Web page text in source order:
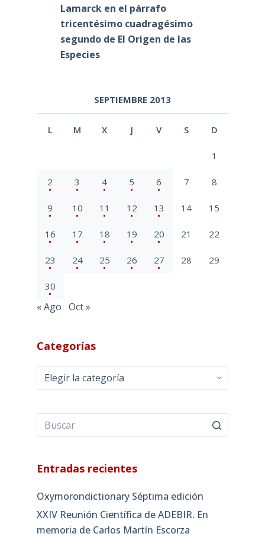
Lamarck en el párrafo
tricentésimo cuadragésimo
segundo de El Origen de las
Especies
SEPTIEMBRE 2013
L M X J V S D
1
2 3 4 5 6 7 8
9 10 11 12 13 14 15
16 17 18 19 20 21 22
23 24 25 26 27 28 29
30
« Ago Oct »
Categorías
Categorías
Entradas recientes
Oxymorondictionary Séptima edición
XXIV Reunión Científica de ADEBIR. En
memoria de Carlos Martín Escorza